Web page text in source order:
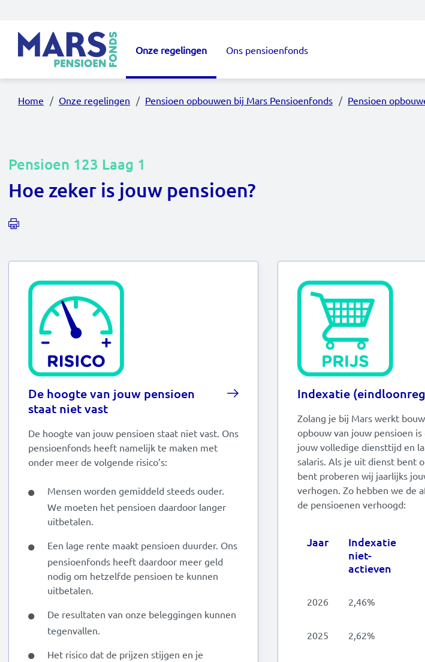
Hoofdnavigatie
Onze regelingen Ons pensioenfonds
Home Onze regelingen Pensioen opbouwen bij Mars Pensioenfonds Pensioen
Pensioen 123 Laag 1
Hoe zeker is jouw pensioen?
De hoogte van jouw pensioen
staat niet vast
De hoogte van jouw pensioen staat niet vast. Ons
pensioenfonds heeft namelijk te maken met
onder meer de volgende risico’s:
Mensen worden gemiddeld steeds ouder.
We moeten het pensioen daardoor langer
uitbetalen.
Een lage rente maakt pensioen duurder. Ons
pensioenfonds heeft daardoor meer geld
nodig om hetzelfde pensioen te kunnen
uitbetalen.
De resultaten van onze beleggingen kunnen
tegenvallen.
Het risico dat de prijzen stijgen en je
Indexatie
Zolang je bij Mars werkt
opbouw van jouw pensioen is
jouw volledige diensttijd en
salaris. Als je uit dienst bent
bent proberen wij jaarlijks
verhogen. Zo hebben we de
de pensioenen verhoogd:
Jaar
Indexatie
niet-
actieven
2026 2,46%
2025 2,62%